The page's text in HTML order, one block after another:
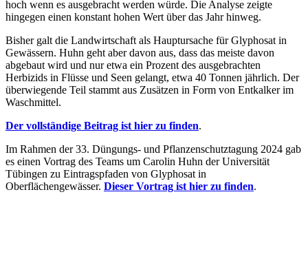
hoch wenn es ausgebracht werden würde. Die Analyse zeigte
hingegen einen konstant hohen Wert über das Jahr hinweg.
Bisher galt die Landwirtschaft als Hauptursache für Glyphosat in
Gewässern. Huhn geht aber davon aus, dass das meiste davon
abgebaut wird und nur etwa ein Prozent des ausgebrachten
Herbizids in Flüsse und Seen gelangt, etwa 40 Tonnen jährlich. Der
überwiegende Teil stammt aus Zusätzen in Form von Entkalker im
Waschmittel.
Der vollständige Beitrag ist hier zu finden.
Im Rahmen der 33. Düngungs- und Pflanzenschutztagung 2024 gab
es einen Vortrag des Teams um Carolin Huhn der Universität
Tübingen zu Eintragspfaden von Glyphosat in
Oberflächengewässer. Dieser Vortrag ist hier zu finden.